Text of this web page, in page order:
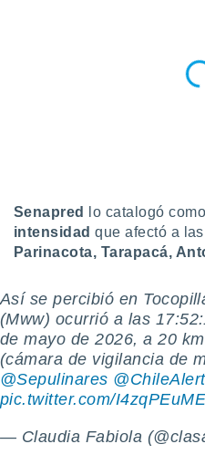
aceptar
de
sitio
En
de que
sean
Senapred lo catalogó
intensidad que afectó a
Parinacota, Tarapacá,
Así se percibió en
(Mww) ocurrió a las
de mayo de 2026, a 20
(cámara de vigilancia de
@Sepulinares
pic.twitter.com/
— Claudia Fabiola